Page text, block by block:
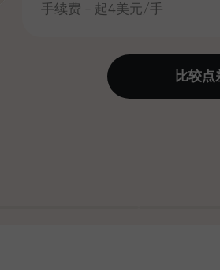
手续费 - 起4美元/手
比较点